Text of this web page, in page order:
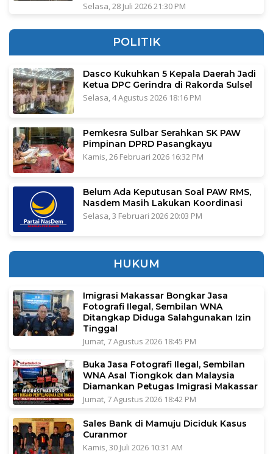
Selasa, 28 Juli 2026 21:30 PM
POLITIK
Dasco Kukuhkan 5 Kepala Daerah Jadi
Ketua DPC Gerindra di Rakorda Sulsel
Selasa, 4 Agustus 2026 18:16 PM
Pemkesra Sulbar Serahkan SK PAW
Pimpinan DPRD Pasangkayu
Kamis, 26 Februari 2026 16:32 PM
Belum Ada Keputusan Soal PAW RMS,
Nasdem Masih Lakukan Koordinasi
Selasa, 3 Februari 2026 20:03 PM
HUKUM
Imigrasi Makassar Bongkar Jasa
Fotografi Ilegal, Sembilan WNA
Ditangkap Diduga Salahgunakan Izin
Tinggal
Jumat, 7 Agustus 2026 18:45 PM
Buka Jasa Fotografi Ilegal, Sembilan
WNA Asal Tiongkok dan Malaysia
Diamankan Petugas Imigrasi Makassar
Jumat, 7 Agustus 2026 18:42 PM
Sales Bank di Mamuju Diciduk Kasus
Curanmor
Kamis, 30 Juli 2026 10:31 AM